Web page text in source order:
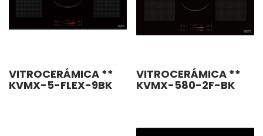
VITROCERÁMICA **
KVMX-5-FLEX-9BK
VITROCERÁMICA **
KVMX-580-2F-BK